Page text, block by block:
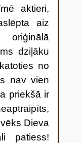
aktieri,
aiz
oriģinālā
dziļāku
no
nav vien
priekšā ir
Dieva
patiess!